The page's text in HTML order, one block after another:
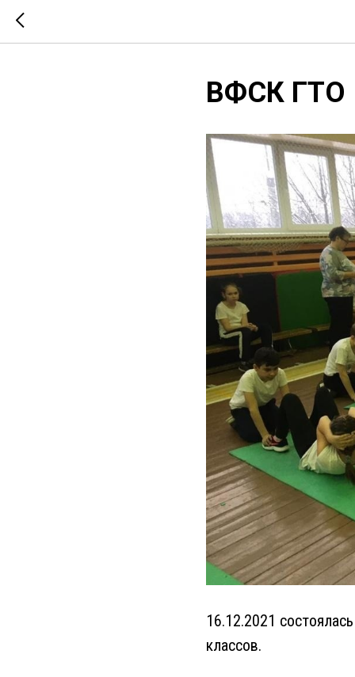
ВФСК ГТО
16.12.2021
классов.